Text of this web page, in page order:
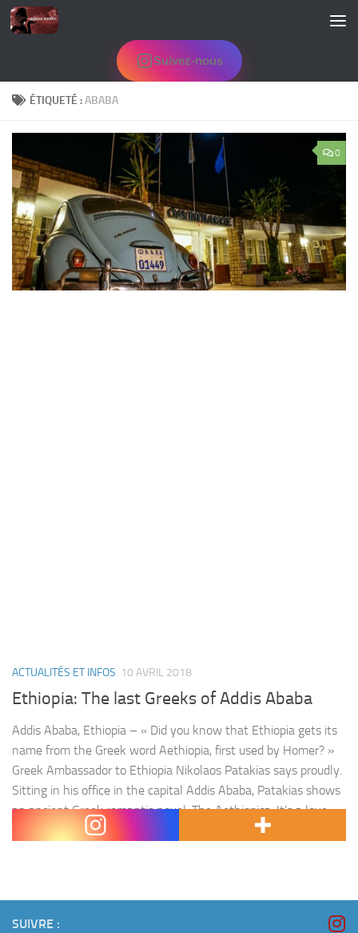
Skip to content
Suivez-nous
ÉTIQUETÉ :ABABA
0
ACTUALITÉS ET INFOS 10 AVRIL 2018
Ethiopia: The last Greeks of Addis Ababa
Addis Ababa, Ethiopia – « Did you know that Ethiopia gets its
name from the Greek word Aethiopia, first used by Homer? »
Greek Ambassador to Ethiopia Nikolaos Patakias says proudly.
Sitting in his office in the capital Addis Ababa, Patakias shows
an ancient Greek romantic novel, The Aethiopica. It’s a love
story about the relationship between…
SUIVRE :